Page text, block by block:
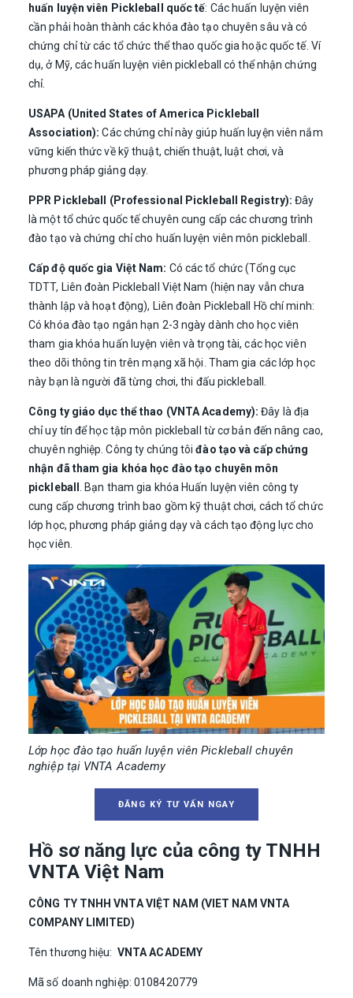
huấn luyện viên Pickleball quốc tế: Các huấn luyện viên
cần phải hoàn thành các khóa đào tạo chuyên sâu và có
chứng chỉ từ các tổ chức thể thao quốc gia hoặc quốc tế. Ví
dụ, ở Mỹ, các huấn luyện viên pickleball có thể nhận chứng
chỉ.
USAPA (United States of America Pickleball
Association):Các chứng chỉ này giúp huấn luyện viên nắm
vững kiến thức về kỹ thuật, chiến thuật, luật chơi, và
phương pháp giảng dạy.
PPR Pickleball (Professional Pickleball Registry): Đây
là một tổ chức quốc tế chuyên cung cấp các chương trình
đào tạo và chứng chỉ cho huấn luyện viên môn pickleball.
Cấp độ quốc gia Việt Nam: Có các tổ chức (Tổng cục
TDTT, Liên đoàn Pickleball Việt Nam (hiện nay vẫn chưa
thành lập và hoạt động), Liên đoàn Pickleball Hồ chí minh:
Có khóa đào tạo ngắn hạn 2-3 ngày dành cho học viên
tham gia khóa huấn luyện viên và trọng tài, các học viên
theo dõi thông tin trên mạng xã hội. Tham gia các lớp học
này bạn là người đã từng chơi, thi đấu pickleball.
Công ty giáo dục thể thao (VNTA Academy):Đây là địa
chỉ uy tín để học tập môn pickleball từ cơ bản đến nâng cao,
chuyên nghiệp. Công ty chúng tôiđào tạo và cấp chứng
nhận đã tham gia khóa học đào tạo chuyên môn
pickleball
. Bạn tham gia khóa Huấn luyện viên công ty
cung cấp chương trình bao gồm kỹ thuật chơi, cách tổ chức
lớp học, phương pháp giảng dạy và cách tạo động lực cho
học viên.
Lớp học đào tạo huấn luyện viên Pickleball chuyên
nghiệp tại VNTA Academy
ĐĂNG KÝ TƯ VẤN NGAY
Hồ sơ năng lực của công ty TNHH
VNTA Việt Nam
CÔNG TY TNHH VNTA VIỆT NAM (VIET NAM VNTA
COMPANY LIMITED)
Tên thương hiệu: VNTA ACADEMY
Mã số doanh nghiệp: 0108420779